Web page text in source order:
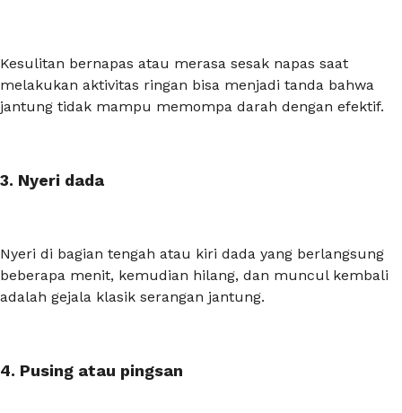
Kesulitan bernapas atau merasa sesak napas saat
melakukan aktivitas ringan bisa menjadi tanda bahwa
jantung tidak mampu memompa darah dengan efektif.
3. Nyeri dada
Nyeri di bagian tengah atau kiri dada yang berlangsung
beberapa menit, kemudian hilang, dan muncul kembali
adalah gejala klasik serangan jantung.
4. Pusing atau pingsan